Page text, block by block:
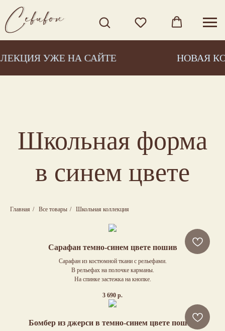
УЖЕ НА САЙТЕ НОВАЯ
Школьная форма
в синем цвете
Главная / Все товары / Школьная коллекция
Сарафан темно-синем цвете пошив
Сарафан из костюмной ткани с рельефами.
В рельефах на полочке карманы.
На спинке застежка на кнопке.
3 690 р.
Бомбер из джерси в темно-синем цвете пошив